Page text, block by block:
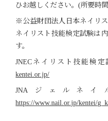
ひお越しください。(所要時
※公益財団法人日本ネイリ
ネイリスト技能検定試験は
す。
JNECネイリスト技能検
kentei.or.jp/
JNAジェルネ
https://www.nail.or.jp/kentei/